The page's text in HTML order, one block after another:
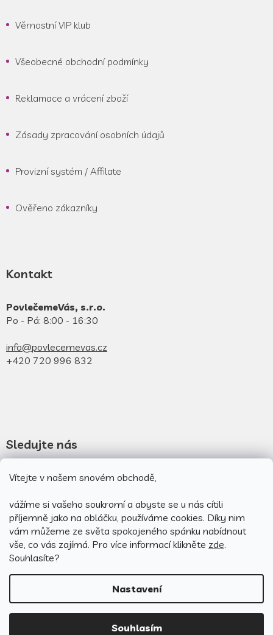
Vítejte v našem snovém obchodě,
vážíme si vašeho soukromí a abyste se u nás cítili
příjemně jako na obláčku, používáme cookies. Díky nim
vám můžeme ze světa spokojeného spánku nabídnout
vše, co vás zajímá. Pro více informací klikněte zde.
Souhlasíte?
Nastavení
Souhlasím
Věrnostní VIP klub
Všeobecné obchodní podmínky
Reklamace a vrácení zboží
Zásady zpracování osobních údajů
Provizní systém / Affilate
Ověřeno zákazníky
Kontakt
PovlečemeVás, s.r.o.
Po - Pá: 8:00 - 16:30
info@povlecemevas.cz
+420 720 996 832
Sledujte nás
Novinky na facebooku
Novinky na instagramu
Vytvořil Shoptet